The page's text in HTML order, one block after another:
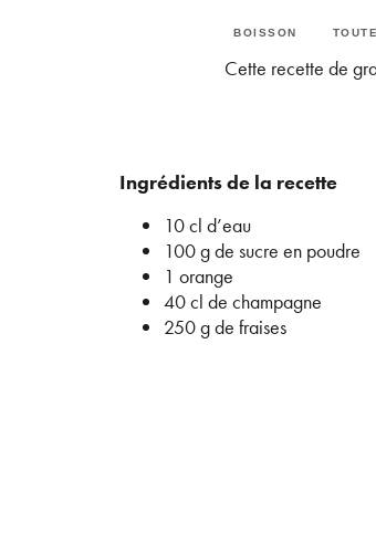
BOISSON
Cette recette de
Ingrédients de la recette
10 cl d’eau
100 g de sucre en poudre
1 orange
40 cl de champagne
250 g de fraises